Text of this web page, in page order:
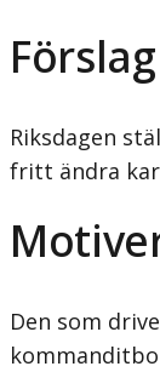
Riksdagen
fritt ändra
Den som